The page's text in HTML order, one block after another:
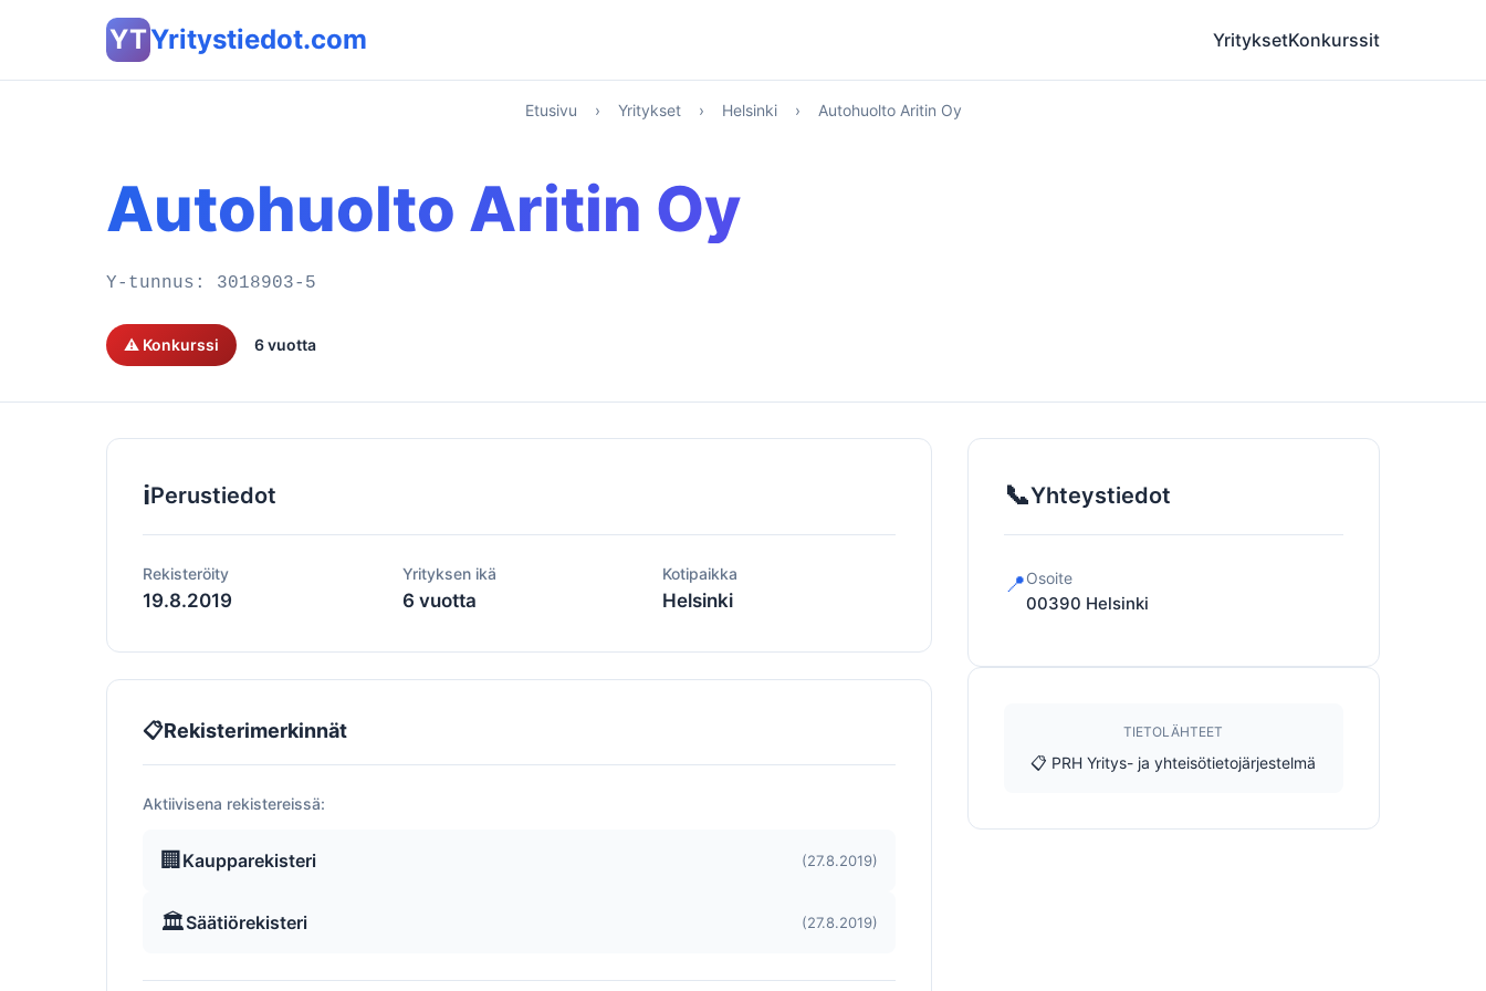
YTYritystiedot.com YrityksetKonkurssit
Etusivu › Yritykset › Helsinki › Autohuolto Aritin Oy
Autohuolto Aritin Oy
Y-tunnus: 3018903-5
⚠️ Konkurssi 6 vuotta
ℹ️Perustiedot
Rekisteröity
19.8.2019
Yrityksen ikä
6 vuotta
Kotipaikka
Helsinki
📋Rekisterimerkinnät
Aktiivisena rekistereissä:
🏢 Kaupparekisteri (27.8.2019)
🏛️Säätiörekisteri (27.8.2019)
📞Yhteystiedot
📍Osoite
00390 Helsinki
TIETOLÄHTEET
📋 PRH Yritys- ja yhteisötietojärjestelmä